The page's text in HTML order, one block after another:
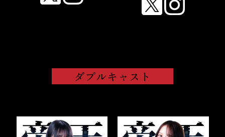
ダブルキャスト